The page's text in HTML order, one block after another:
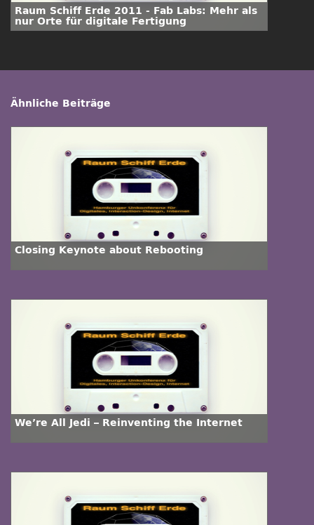
Raum Schiff Erde 2011 - Fab Labs: Mehr als
nur Orte für digitale Fertigung
Ähnliche Beiträge
Closing Keynote about Rebooting
We’re All Jedi – Reinventing the Internet